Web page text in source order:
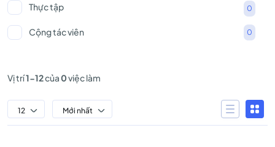
Thực tập 0
Cộng tác viên 0
Vị trí1-12của0việc làm
12 Mới nhất